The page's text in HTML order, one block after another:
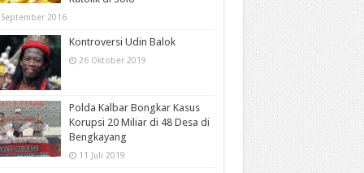
2016
Kontroversi Udin Balok
26 Oktober 2019
Polda Kalbar Bongkar Kasus
Korupsi 20 Miliar di 48 Desa di
Bengkayang
11 Juli 2019